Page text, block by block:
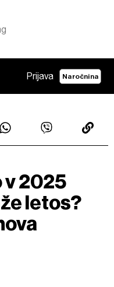
Prijava Naročnina
2025
letos?